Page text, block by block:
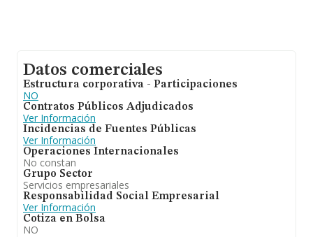
Datos comerciales
Estructura corporativa - Participaciones
NO
Contratos Públicos Adjudicados
Ver Información
Incidencias de Fuentes Públicas
Ver Información
Operaciones Internacionales
No constan
Grupo Sector
Servicios empresariales
Responsabilidad Social Empresarial
Ver Información
Cotiza en Bolsa
NO